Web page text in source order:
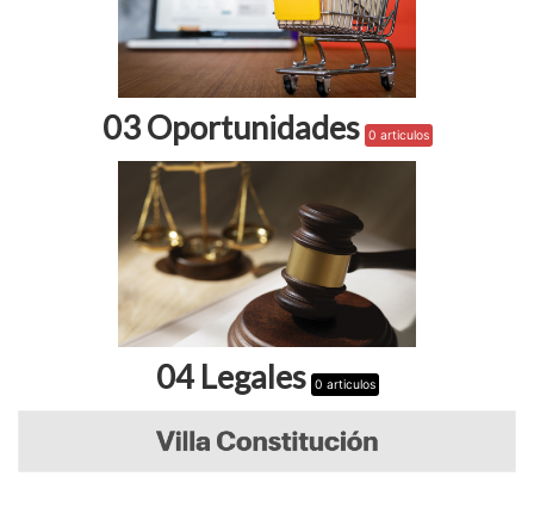
03 Oportunidades 0 articulos
04 Legales 0 articulos